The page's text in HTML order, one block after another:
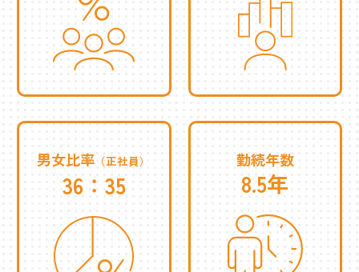
男女比率 （正社員）
36：35
勤続年数
8.5年